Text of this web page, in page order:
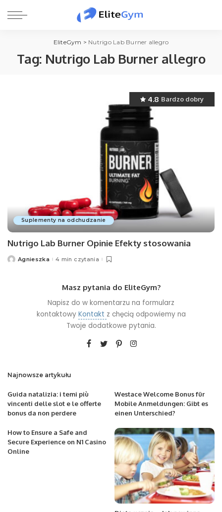
EliteGym > Nutrigo Lab Burner allegro
Tag: Nutrigo Lab Burner allegro
Suplementy na odchudzanie
4.8 Bardzo dobry
Nutrigo Lab Burner Opinie Efekty stosowania
PostedAgnieszka 4 min czytania
Masz pytania do EliteGym?
Napisz do w komentarzu na formularz
kontaktowy Kontakt z chęcią odpowiemy na
Twoje dodatkowe pytania.
Najnowsze artykułu
Guida natalizia: i temi più
vincenti delle slot e le offerte
bonus da non perdere
Westace Welcome Bonus für
Mobile Anmeldungen: Gibt es
einen Unterschied?
How to Ensure a Safe and
Secure Experience on N1 Casino
Online